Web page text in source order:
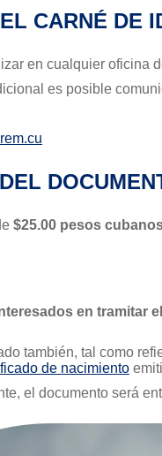
CARNÉ DE
en cualquier oficina
es posible
$25.00 pesos
en tramitar
también, tal como
de nacimiento
el documento será